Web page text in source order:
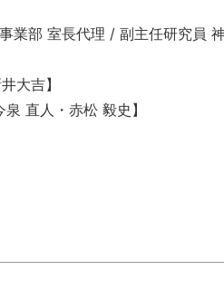
業部 室⾧代理 / 副主任研究員 神
大吉】
直人・赤松 毅史】